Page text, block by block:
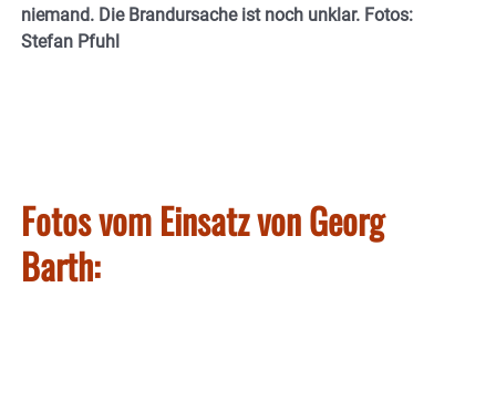
niemand. Die Brandursache ist noch unklar. Fotos:
Stefan Pfuhl
Fotos vom Einsatz von Georg
Barth: